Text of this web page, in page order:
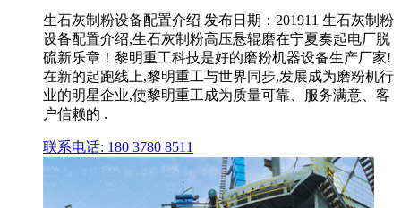
生石灰制粉设备配置介绍 发布日期：201911 生石灰制粉
设备配置介绍,生石灰制粉高压悬辊磨在宁夏奏起电厂脱
硫新乐章！黎明重工科技是好的磨粉机器设备生产厂家!
在新的起跑线上,黎明重工与世界同步,发展成为磨粉机行
业的明星企业,使黎明重工成为质量可靠、服务满意、客
户信赖的 .
联系电话: 180 3780 8511